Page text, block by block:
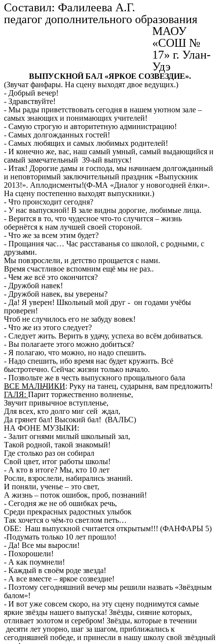
Составил: Фалилеева А.Г.
педагог дополнительного образования
МАОУ
«СОШ №
17» г. Улан-
Удэ
ВЫПУСКНОЙ БАЛ «ЯРКОЕ СОЗВЕЗДИЕ».
(Звучат фанфары. На сцену выходят двое ведущих.)
- Добрый вечер!
- Здравствуйте!
- Мы рады приветствовать сегодня в нашем уютном зале –
самых знающих и понимающих учителей!
- Самую строгую и авторитетную администрацию!
- Самых долгожданных гостей!
- Самых любящих и самых любимых родителей!
- И конечно же, вас, наш самый умный, самый выдающийся и
самый замечательный 39-ый выпуск!
- Итак! Дорогие дамы и господа, мы начинаем долгожданный
и неповторимый заключительный праздник «Выпускник
2013!». Аплодисменты!(Ф-МА «Диалог у новогодней ёлки».
На сцену постепенно выходят выпускники.)
- Что происходит сегодня?
- У нас выпускной! В зале видны дорогие, любимые лица.
- Верится в то, что чудесное что-то случится – жизнь
обернётся к нам лучшей своей стороной.
- Что же за всем этим будет?
- Прощания час… Час расставанья со школой, с родными, с
друзьями.
Мы повзрослели, и детство прощается с нами.
Время счастливое вспомним ещё мы не раз..
- Чем же всё это окончится?
- Дружбой навек!
- Дружбой навек, вы уверены?
- Да! Я уверен! Школьный мой друг - он годами учёбы
проверен!
Чтоб не случилось его не забуду вовек!
- Что же из этого следует?
- Следует жить. Верить в удачу, успеха во всём добиваться.
- Вы полагаете этого можно добиться?
- Я полагаю, что можно, но надо спешить.
- Надо спешить, ибо время нас будет кружить. Всё
быстротечно. Сейчас жизни только начало.
- Позвольте же в честь выпускного прощального бала
ВСЕ МАЛЬЧИКИ: Руку на танец, сударыня, вам предложить!
ГАЛЯ: Парит торжественно волненье,
Звучит привычное вступленье,
Для всех, кто долго миг сей ждал,
Да грянет бал! Высокий бал! (ВАЛЬС)
НА ФОНЕ МУЗЫКИ:
- Залит огнями милый школьный зал,
Такой родной, такой знакомый!
Где столько раз он собирал
Свой цвет, итог работы школы!
- А кто в итоге? Мы, кто 10 лет
Росли, взрослели, набирались знаний.
И поняли, ученье – это свет,
А жизнь – поток ошибок, проб, познаний!
- Сегодня же не об ошибках речь,
Среди прекрасных радостных улыбок
Так хочется о чём-то светлом петь…
ОБЕ: Наш выпускной считается открытым!!! (ФАНФАРЫ 5)
-Подумать только 10 лет прошло!
- Да! Все мы выросли!
- Похорошели!
- А как поумнели!
- Каждый в своём роде звезда!
- А все вместе – яркое созвездие!
- Поэтому сегодняшний вечер мы решили назвать «Звёздным
балом»!
- И вот уже совсем скоро, на эту сцену поднимутся самые
яркие звёзды нашего выпуска! Звёзды, сияние которых,
отливает золотом и серебром! Звёзды, которые в течении
десяти лет упорно, шаг за шагом, приближались к
сегодняшней победе, и принесли в нашу школу свой звёздный